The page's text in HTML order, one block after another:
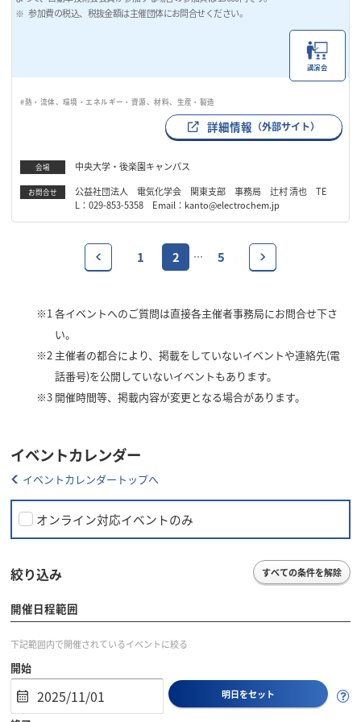
参加費の税込、税抜金額は主催団体にお問合せください。
講演会
#熱・流体、環境・エネルギー・資源、材料、生産・製造
詳細情報 （外部サイト）
会場 中央大学・後楽園キャンパス
お問合せ
公益社団法人 電気化学会 関東支部 事務局 辻村 清也 TE
L：029-853-5358 Email：kanto@electrochem.jp
1 2 … 5
※1 各イベントへのご質問は直接各主催者事務局にお問合せ下さ
い。
※2 主催者の都合により、掲載をしていないイベントや連絡先(電
話番号)を公開していないイベントもあります。
※3 開催時間等、掲載内容が変更となる場合があります。
イベントカレンダー
イベントカレンダートップへ
オンライン対応イベントのみ
絞り込み すべての条件を解除
開催日程範囲
下記範囲内で開催されているイベントに絞る
開始
明日をセット